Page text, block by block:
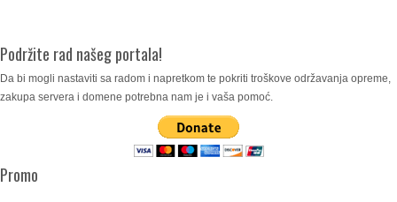
Podržite rad našeg portala!
Da bi mogli nastaviti sa radom i napretkom te pokriti troškove održavanja opreme,
zakupa servera i domene potrebna nam je i vaša pomoć.
Promo